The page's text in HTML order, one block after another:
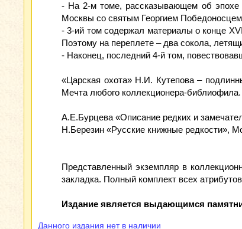
- На 2-м томе, рассказывающем об эпохе
Москвы со святым Георгием Победоносцем,
- 3-ий том содержал материалы о конце
Поэтому на переплете – два сокола,
- Наконец, последний 4-й том,
«Царская охота» Н.И. Кутепова –
Мечта любого коллекционера-библиофила.
А.Е.Бурцева «Описание редких и
Н.Березин «Русские книжные редкости»,
Представленный экземпляр в
закладка. Полный комплект всех
Издание является выдающимся
Данного издания нет в наличии